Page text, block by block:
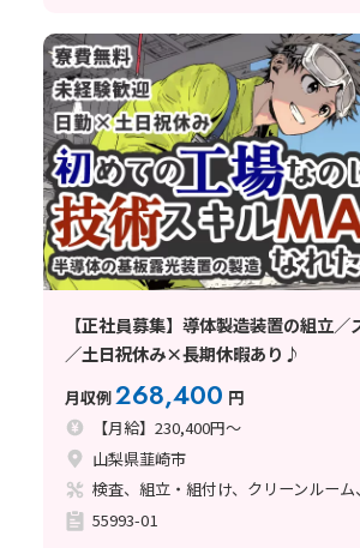
【正社員募集】導体製造装置の組立／
／土日祝休み×長期休暇あり♪
月収例268,400 円
【月給】230,400円～
山梨県韮崎市
55993-01